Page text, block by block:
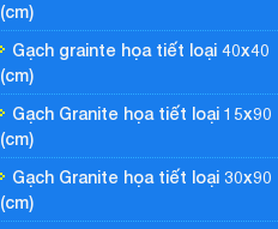
(cm)
Gạch grainte họa tiết loại 40x40
(cm)
Gạch Granite họa tiết loại 15x90
(cm)
Gạch Granite họa tiết loại 30x90
(cm)